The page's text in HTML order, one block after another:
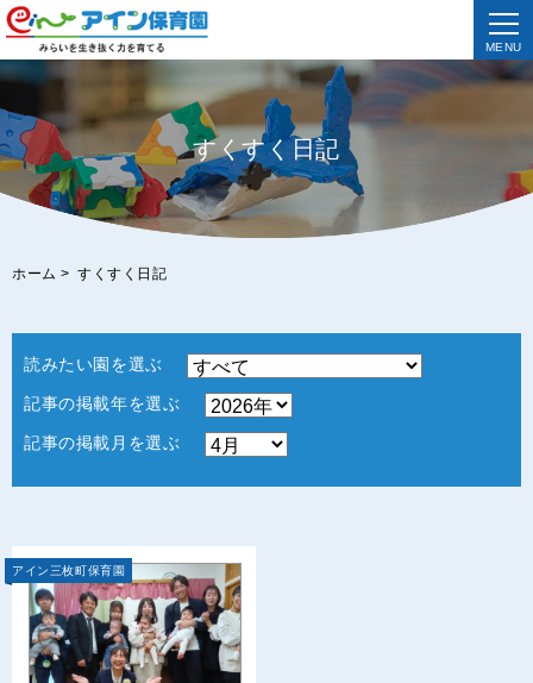
MENU
すくすく日記
ホーム > すくすく日記
読みたい園を選ぶ
記事の掲載年を選ぶ
記事の掲載月を選ぶ
アイン三枚町保育園